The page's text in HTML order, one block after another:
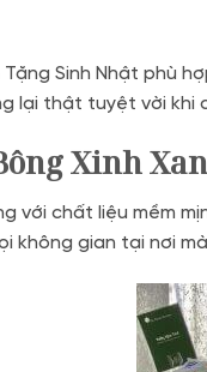
Tặng Sinh Nhật
lại thật tuyệt vời khi
Xinh
với chất liệu mềm
không gian tại nơi